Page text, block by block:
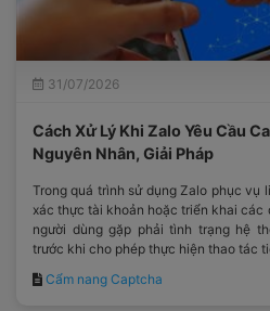
31/07/2026
Cách Xử Lý Khi Zalo Yêu Cầu
Nguyên Nhân, Giải Pháp
Trong quá trình sử dụng Zalo phục vụ
xác thực tài khoản hoặc triển khai các
người dùng gặp phải tình trạng hệ
trước khi cho phép thực hiện thao tác
Cẩm nang Captcha